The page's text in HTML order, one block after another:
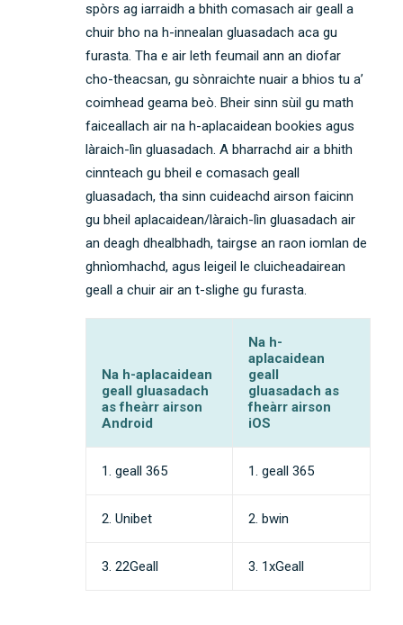
spòrs ag iarraidh a bhith comasach air geall a
chuir bho na h-innealan gluasadach aca gu
furasta. Tha e air leth feumail ann an diofar
cho-theacsan, gu sònraichte nuair a bhios tu a’
coimhead geama beò. Bheir sinn sùil gu math
faiceallach air na h-aplacaidean bookies agus
làraich-lìn gluasadach. A bharrachd air a bhith
cinnteach gu bheil e comasach geall
gluasadach, tha sinn cuideachd airson faicinn
gu bheil aplacaidean/làraich-lìn gluasadach air
an deagh dhealbhadh, tairgse an raon iomlan de
ghnìomhachd, agus leigeil le cluicheadairean
geall a chuir air an t-slighe gu furasta.
Na h-aplacaidean
geall gluasadach
as fheàrr airson
Android
Na h-
aplacaidean
geall
gluasadach as
fheàrr airson
iOS
1. geall 365 1. geall 365
2. Unibet 2. bwin
3. 22Geall 3. 1xGeall